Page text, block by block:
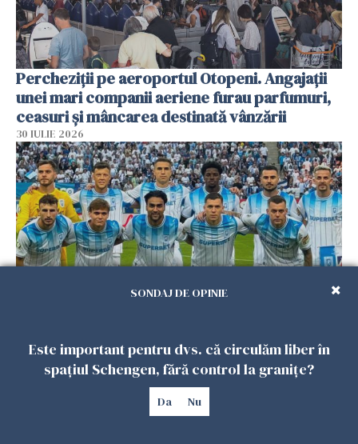
Percheziții pe aeroportul Otopeni. Angajații
unei mari companii aeriene furau parfumuri,
ceasuri și mâncarea destinată vânzării
30 IULIE 2026
Campionilor, după 2-2 cu Levski Sofia
29 IULIE 2026
SONDAJ DE OPINIE
Este important pentru dvs. că circulăm liber în
spațiul Schengen, fără control la granițe?
Da Nu